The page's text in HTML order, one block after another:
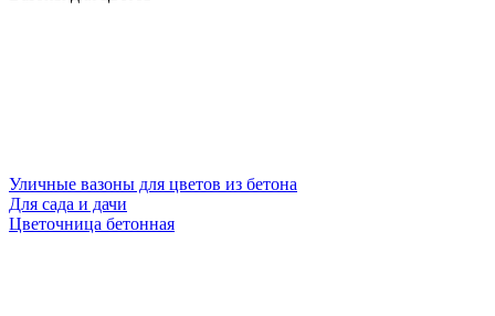
Уличные вазоны для цветов из бетона
Для сада и дачи
Цветочница бетонная